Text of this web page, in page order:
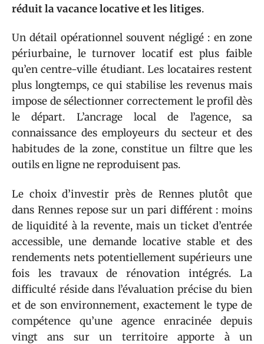
réduit la vacance locative et les litiges.
Un détail opérationnel souvent négligé : en zone
périurbaine, le turnover locatif est plus faible
qu’en centre-ville étudiant. Les locataires restent
plus longtemps, ce qui stabilise les revenus mais
impose de sélectionner correctement le profil dès
le départ. L’ancrage local de l’agence, sa
connaissance des employeurs du secteur et des
habitudes de la zone, constitue un filtre que les
outils en ligne ne reproduisent pas.
Le choix d’investir près de Rennes plutôt que
dans Rennes repose sur un pari différent : moins
de liquidité à la revente, mais un ticket d’entrée
accessible, une demande locative stable et des
rendements nets potentiellement supérieurs une
fois les travaux de rénovation intégrés. La
difficulté réside dans l’évaluation précise du bien
et de son environnement, exactement le type de
compétence qu’une agence enracinée depuis
vingt ans sur un territoire apporte à un